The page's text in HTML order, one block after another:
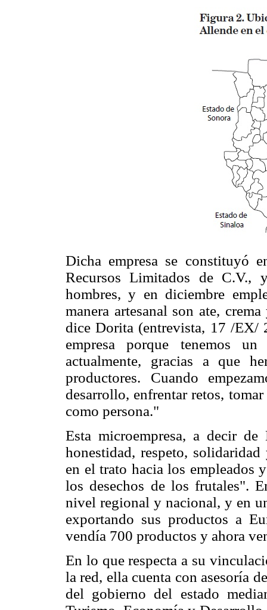
Dicha empresa se constituyó
Recursos Limitados de
hombres, y en diciembre
manera artesanal son ate,
dice Dorita (entrevista, 17 /EX/
empresa porque tenemos
actualmente, gracias a que
productores. Cuando
desarrollo, enfrentar retos,
como persona."
Esta microempresa, a decir
honestidad, respeto,
en el trato hacia los empleados
los desechos de los frutales".
nivel regional y nacional, y en
exportando sus productos a
vendía 700 productos y ahora
En lo que respecta a su
la red, ella cuenta con asesoría
del gobierno del estado